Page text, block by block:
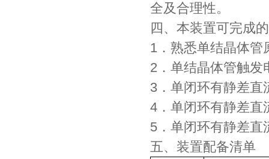
全及合理性。
四、本装置可完成
1．熟悉单结晶体
2．单结晶体管触
3．单闭环有静差
4．单闭环有静差
5．单闭环有静差直
五、装置配备清单